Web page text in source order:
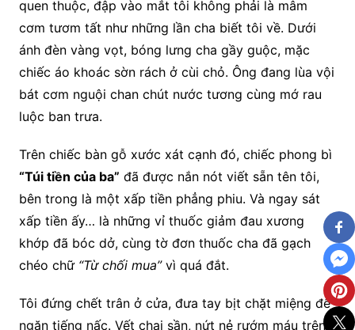
quen thuộc, đập vào mắt tôi không phải là mâm
cơm tươm tất như những lần cha biết tôi về. Dưới
ánh đèn vàng vọt, bóng lưng cha gầy guộc, mặc
chiếc áo khoác sờn rách ở cùi chỏ. Ông đang lùa vội
bát cơm nguội chan chút nước tương cùng mớ rau
luộc ban trưa.
Trên chiếc bàn gỗ xước xát cạnh đó, chiếc phong bì
“Túi tiền của ba” đã được nắn nót viết sẵn tên tôi,
bên trong là một xấp tiền phẳng phiu. Và ngay sát
xấp tiền ấy… là những vỉ thuốc giảm đau xương
khớp đã bóc dở, cùng tờ đơn thuốc cha đã gạch
chéo chữ “Từ chối mua”vì quá đắt.
Tôi đứng chết trân ở cửa, đưa tay bịt chặt miệng để
ngăn tiếng nấc. Vết chai sần, nứt nẻ rướm máu trên